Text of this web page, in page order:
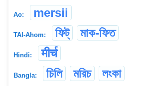
Ao: mersii
TAI-Ahom: ফিট্ মাক-ফিত
Hindi: मीर्च
Bangla: চিলি মরিচ লংকা